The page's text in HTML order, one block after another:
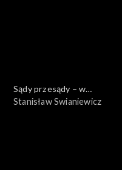
Sądy przesądy – w
powiększeniu
Stanisław Swianiewicz